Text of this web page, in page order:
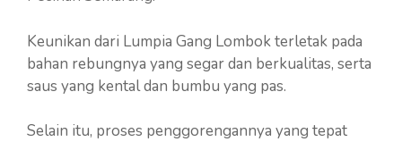
Keunikan dari Lumpia Gang Lombok terletak pada
bahan rebungnya yang segar dan berkualitas, serta
saus yang kental dan bumbu yang pas.
Selain itu, proses penggorengannya yang tepat